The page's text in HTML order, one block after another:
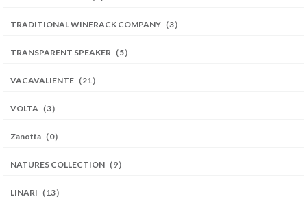
TRADITIONAL WINERACK COMPANY（3）
TRANSPARENT SPEAKER（5）
VACAVALIENTE（21）
VOLTA（3）
Zanotta（0）
NATURES COLLECTION（9）
LINARI（13）